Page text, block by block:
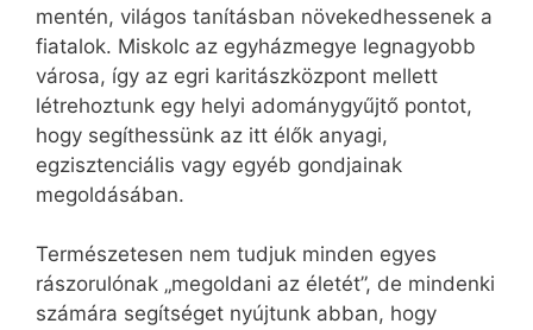
mentén, világos tanításban növekedhessenek a
fiatalok. Miskolc az egyházmegye legnagyobb
városa, így az egri karitászközpont mellett
létrehoztunk egy helyi adománygyűjtő pontot,
hogy segíthessünk az itt élők anyagi,
egzisztenciális vagy egyéb gondjainak
megoldásában.
Természetesen nem tudjuk minden egyes
rászorulónak „megoldani az életét”, de mindenki
számára segítséget nyújtunk abban, hogy